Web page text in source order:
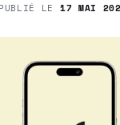
LE 17 MAI